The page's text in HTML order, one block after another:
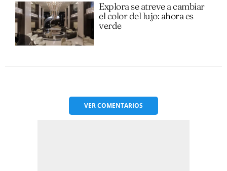
Explora se atreve a cambiar
el color del lujo: ahora es
verde
VERCOMENTARIOS